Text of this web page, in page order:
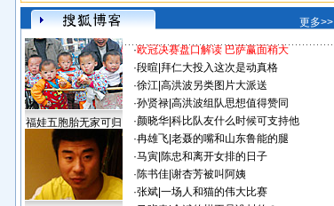
更多>>
福娃五胞胎无家可归
·欧冠决赛盘口解读 巴萨赢面稍大
·段暄 拜仁大投入这次是动真格
·徐江| 高洪波另类图片大派送
·孙贤禄| 高洪波组队思想值得赞同
·颜晓华| 科比队友什么时候可支持他
·冉雄飞| 老聂的嘴和山东鲁能的腿
·马寅| 陈忠和离开女排的日子
·陈书佳| 谢杏芳被叫阿姨
·张斌| 一场人和猫的伟大比赛